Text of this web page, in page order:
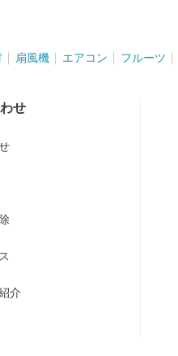
扇風機 エアコン フルーツ
せ
介